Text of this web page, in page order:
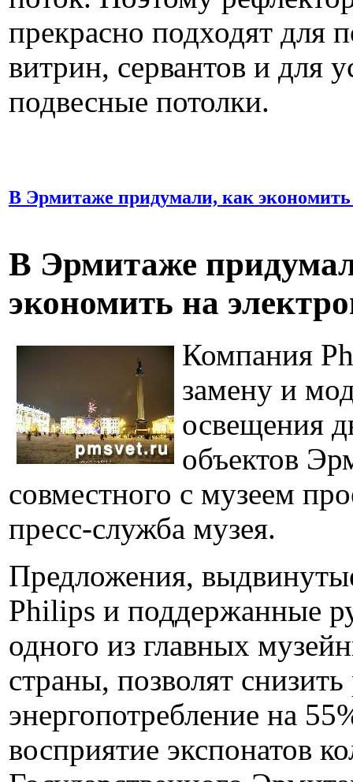
прекрасно подходят для
витрин, сервантов и для
подвесные потолки.
В Эрмитаже придумали, как экономить
В Эрмитаже
экономить на
Компания
замену и
освещения
объектов
совместного с музеем
пресс-служба музея.
Предложения,
Philips и поддержанные
одного из главных
страны, позволят
энергопотребление на
восприятие экспонатов